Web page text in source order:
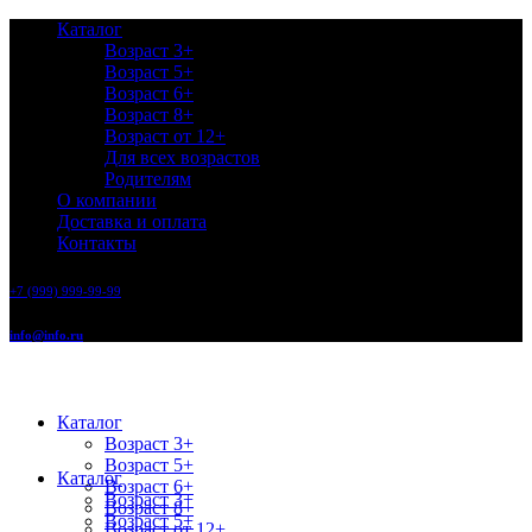
Каталог
Возраст 3+
Возраст 5+
Возраст 6+
Возраст 8+
Возраст от 12+
Для всех возрастов
Родителям
О компании
Доставка и оплата
Контакты
+7 (999) 999-99-99
info@info.ru
Каталог
Возраст 3+
Возраст 5+
Возраст 6+
Возраст 8+
Каталог
Возраст 3+
Возраст 5+